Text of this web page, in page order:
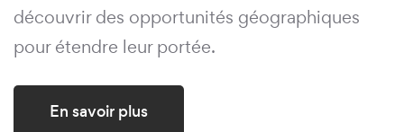
découvrir des opportunités géographiques
pour étendre leur portée.
En savoir plus